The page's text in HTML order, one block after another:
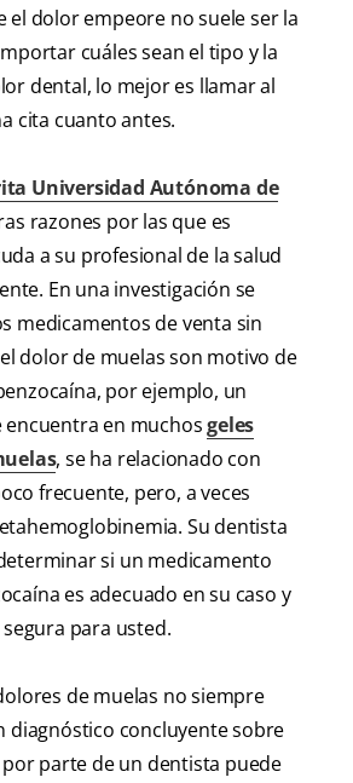
el dolor empeore no suele ser la
cuáles sean el tipo y la
dental, lo mejor es llamar al
cita cuanto antes.
Universidad Autónoma de
razones por las que es
a su profesional de la salud
En una investigación se
medicamentos de venta sin
dolor de muelas son motivo de
por ejemplo, un
encuentra en muchosgeles
, se ha relacionado con
frecuente, pero, a veces
Su dentista
si un medicamento
es adecuado en su caso y
para usted.
de muelas no siempre
diagnóstico concluyente sobre
parte de un dentista puede